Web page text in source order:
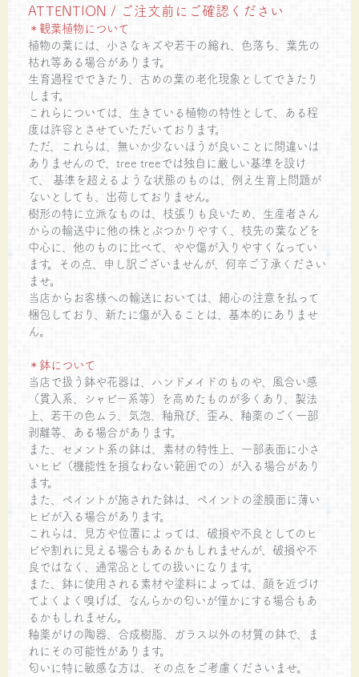
ATTENTION / ご注文前にご確認ください
＊観葉植物について
植物の葉には、小さなキズや若干の縮れ、色落ち、葉先の
枯れ等ある場合があります。
生育過程でできたり、古めの葉の老化現象としてできたり
します。
これらについては、生きている植物の特性として、ある程
度は許容とさせていただいております。
ただ、これらは、無いか少ないほうが良いことに間違いは
ありませんので、tree treeでは独自に厳しい基準を設け
て、 基準を超えるような状態のものは、例え生育上問題が
ないとしても、出荷しておりません。
樹形の特に立派なものは、枝張りも良いため、生産者さん
からの輸送中に他の株とぶつかりやすく、枝先の葉などを
中心に、他のものに比べて、やや傷が入りやすくなってい
ます。その点、申し訳ございませんが、何卒ご了承ください
ませ。
当店からお客様への輸送においては、細心の注意を払って
梱包しており、新たに傷が入ることは、基本的にありませ
ん。
＊鉢について
当店で扱う鉢や花器は、ハンドメイドのものや、風合い感
（貫入系、シャビー系等）を高めたものが多くあり、製法
上、若干の色ムラ、気泡、釉飛び、歪み、釉薬のごく一部
剥離等、ある場合があります。
また、セメント系の鉢は、素材の特性上、一部表面に小さ
いヒビ（機能性を損なわない範囲での）が入る場合があり
ます。
また、ペイントが施された鉢は、ペイントの塗膜面に薄い
ヒビが入る場合があります。
これらは、見方や位置によっては、破損や不良としてのヒ
ビや割れに見える場合もあるかもしれませんが、破損や不
良ではなく、通常品としての扱いになります。
また、鉢に使用される素材や塗料によっては、顔を近づけ
てよくよく嗅げば、なんらかの匂いが僅かにする場合もあ
るかもしれません。
釉薬がけの陶器、合成樹脂、ガラス以外の材質の鉢で、ま
れにその可能性があります。
匂いに特に敏感な方は、その点をご考慮くださいませ。